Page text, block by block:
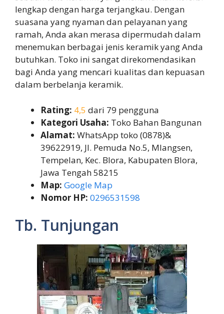
lengkap dengan harga terjangkau. Dengan
suasana yang nyaman dan pelayanan yang
ramah, Anda akan merasa dipermudah dalam
menemukan berbagai jenis keramik yang Anda
butuhkan. Toko ini sangat direkomendasikan
bagi Anda yang mencari kualitas dan kepuasan
dalam berbelanja keramik.
Rating: 4,5 dari 79 pengguna
Kategori Usaha: Toko Bahan Bangunan
Alamat: WhatsApp toko (0878)&
39622919, Jl. Pemuda No.5, Mlangsen,
Tempelan, Kec. Blora, Kabupaten Blora,
Jawa Tengah 58215
Map: Google Map
Nomor HP: 0296531598
Tb. Tunjungan